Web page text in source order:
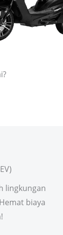
lingkungan
biaya